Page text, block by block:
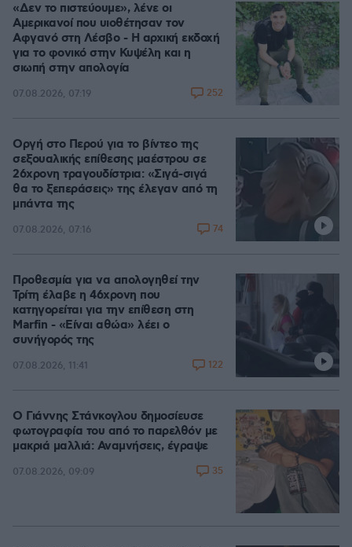
«Δεν το πιστεύουμε», λένε οι
Αμερικανοί που υιοθέτησαν τον
Αφγανό στη Λέσβο - Η αρχική εκδοχή
για το φονικό στην Κυψέλη και η
σιωπή στην απολογία
07.08.2026, 07:19 252
Οργή στο Περού για το βίντεο της
σεξουαλικής επίθεσης μαέστρου σε
26χρονη τραγουδίστρια: «Σιγά-σιγά
θα το ξεπεράσεις» της έλεγαν από τη
μπάντα της
07.08.2026, 07:16 74
Προθεσμία για να απολογηθεί την
Τρίτη έλαβε η 46χρονη που
κατηγορείται για την επίθεση στη
Marfin - «Είναι αθώα» λέει ο
συνήγορός της
07.08.2026, 11:41 122
Ο Γιάννης Στάνκογλου δημοσίευσε
φωτογραφία του από το παρελθόν με
μακριά μαλλιά: Αναμνήσεις, έγραψε
07.08.2026, 09:09 35